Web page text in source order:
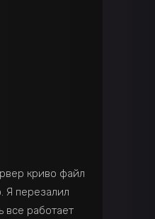
криво файл
Я перезалил
все работает